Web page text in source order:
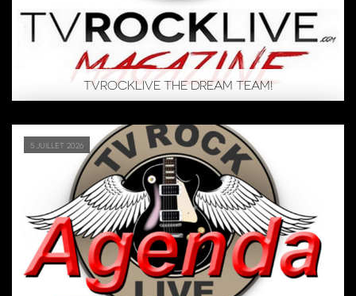
TVROCKLIVE THE DREAM TEAM!
5 juillet 2026